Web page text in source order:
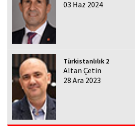
03 Haz 2024
Türkistanlılık 2
Altan Çetin
28 Ara 2023